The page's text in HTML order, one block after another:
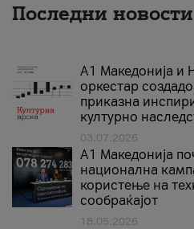
Последни новости
А1 Македонија и
оркестар
приказна
културно
03.07.2026
A1 Македонија
национална
користење на
сообраќајот
18.05.2026